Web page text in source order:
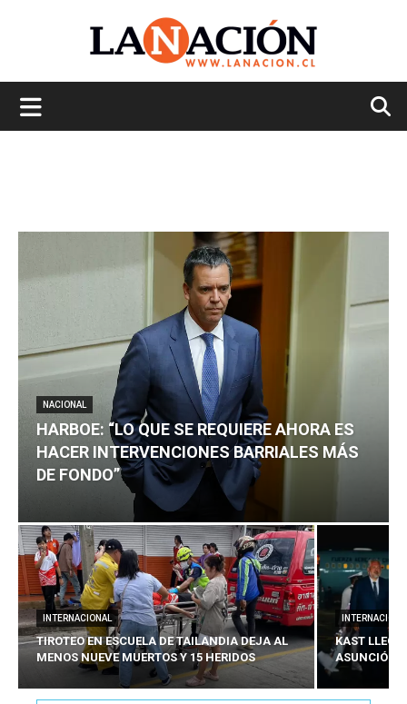
NACIONAL
HARBOE: “LO QUE SE REQUIERE AHORA ES
HACER INTERVENCIONES BARRIALES MÁS
DE FONDO”
INTERNACIONAL
TIROTEO EN ESCUELA DE TAILANDIA DEJA AL
MENOS NUEVE MUERTOS Y 15 HERIDOS
KAST
ASUNCIÓN